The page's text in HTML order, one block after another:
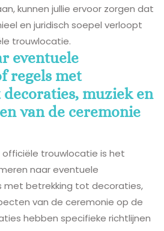
kunnen jullie ervoor zorgen dat
en juridisch soepel verloopt
trouwlocatie.
eventuele
regels met
muziek en
van de ceremonie
officiële trouwlocatie is het
naar eventuele
met betrekking tot decoraties,
van de ceremonie op de
hebben specifieke richtlijnen